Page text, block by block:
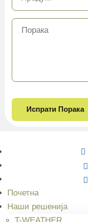
Почетна
Наши решенија